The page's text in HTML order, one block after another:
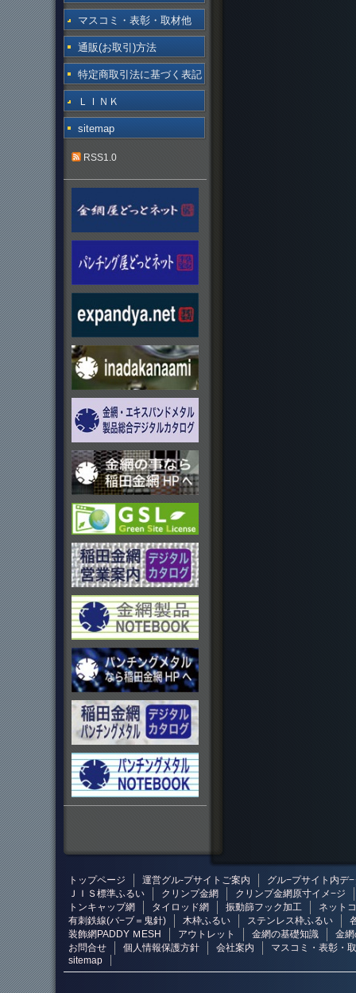
マスコミ・表彰・取材他
通販(お取引)方法
特定商取引法に基づく表記
ＬＩＮＫ
sitemap
RSS1.0
トップページ 運営グル-プサイトご案内
グル−プサイト内デ
ＪＩＳ標準ふるい
クリンプ金網
クリンプ金網原寸イメ−ジ
トンキャップ網
タイロッド網 振動篩フック加工
ネット
有刺鉄線(バ−ブ＝鬼針)
木枠ふるい ステンレス枠ふるい
装飾網PADDY ＭESH
アウトレット 金網の基礎知識
金
お問合せ
個人情報保護方針 会社案内
マスコミ・表彰・
sitemap